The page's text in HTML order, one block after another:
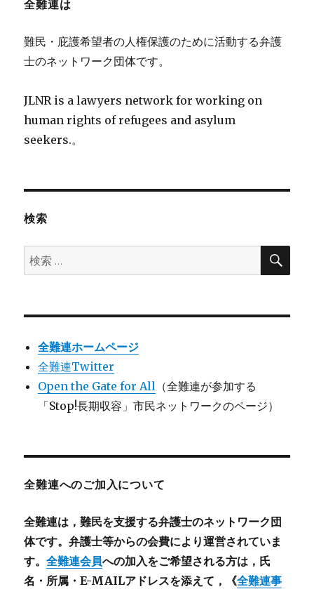
全難連は
難民・庇護希望者の人権保護のために活動する弁護
士のネットワーク団体です。
JLNR is a lawyers network for working on
human rights of refugees and asylum
seekers.。
検索
検
索:
検
全難連ホームページ
全難連Twitter
Open the Gate for All （全難連が参加する
「Stop!長期収容」市民ネットワークのページ）
全難連へのご加入について
全難連は，難民を支援する弁護士のネットワーク団
体です。弁護士等からの会費により運営されていま
す。全難連会員への加入をご希望される方は，氏
名・所属・E-MAILアドレスを添えて，《全難連事